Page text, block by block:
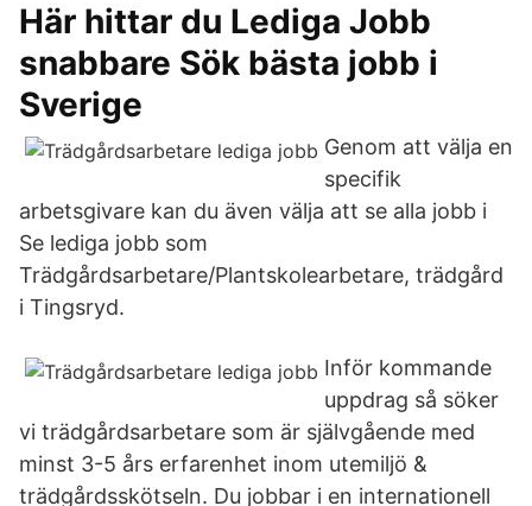
Här hittar du Lediga Jobb
snabbare Sök bästa jobb i
Sverige
Genom att välja en
specifik
arbetsgivare kan du även välja att se alla jobb i
Se lediga jobb som
Trädgårdsarbetare/Plantskolearbetare, trädgård
i Tingsryd.
Inför kommande
uppdrag så söker
vi trädgårdsarbetare som är självgående med
minst 3-5 års erfarenhet inom utemiljö &
trädgårdsskötseln. Du jobbar i en internationell